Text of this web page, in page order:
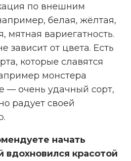
по внешним
белая, жёлтая,
мятная вариегатность.
зависит от цвета. Есть
которые славятся
монстера
— очень удачный сорт,
радует своей
начать
вдохновился красотой